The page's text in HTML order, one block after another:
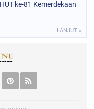
ke-81 Kemerdekaan
LANJUT »